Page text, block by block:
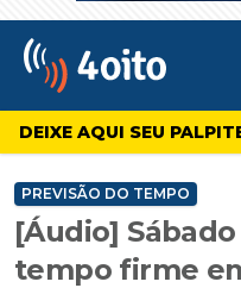
4oito
DEIXE AQUI SEU
PREVISÃO DO TEMPO
[Áudio]
tempo firme